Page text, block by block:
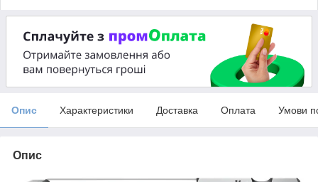
Опис Характеристики Доставка Оплата Умови
Опис